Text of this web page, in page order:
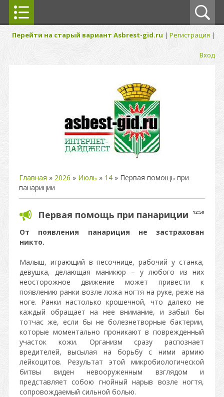
Перейти на старый вариант Asbrest-gid.ru | Регистрация |
Вход
Главная » 2026 » Июль » 14 » Первая помощь при
панариции
12:50
Первая помощь при панариции
От появления панариция не застрахован
никто.
Малыш, играющий в песочнице, рабочий у станка,
девушка, делающая маникюр – у любого из них
неосторожное движение может привести к
появлению ранки возле ложа ногтя на руке, реже на
ноге. Ранки настолько крошечной, что далеко не
каждый обращает на нее внимание, и забыл бы
тотчас же, если бы не болезнетворные бактерии,
которые моментально проникают в поврежденный
участок кожи. Организм сразу распознает
вредителей, высылая на борьбу с ними армию
лейкоцитов. Результат этой микробиологической
битвы виден невооруженным взглядом и
представляет собою гнойный нарыв возле ногтя,
сопровождаемый сильной болью.